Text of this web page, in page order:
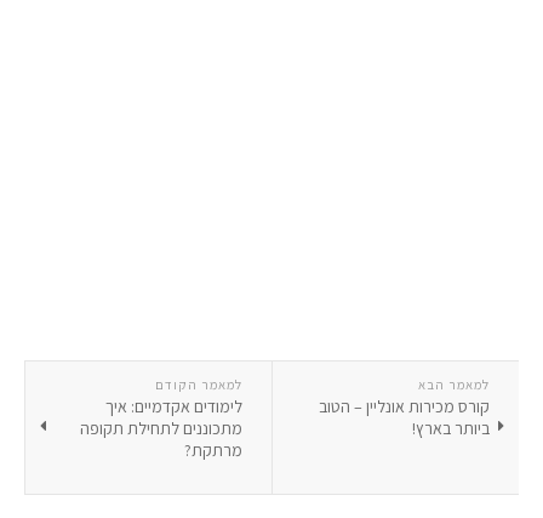
למאמר הקודם
לימודים אקדמיים: איך
מתכוננים לתחילת תקופה
מרתקת?
למאמר הבא
קורס מכירות אונליין – הטוב
ביותר בארץ!